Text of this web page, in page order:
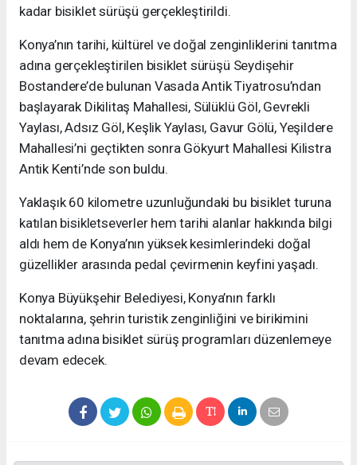
kadar bisiklet sürüşü gerçekleştirildi.
Konya’nın tarihi, kültürel ve doğal zenginliklerini tanıtma
adına gerçekleştirilen bisiklet sürüşü Seydişehir
Bostandere’de bulunan Vasada Antik Tiyatrosu’ndan
başlayarak Dikilitaş Mahallesi, Sülüklü Göl, Gevrekli
Yaylası, Adsız Göl, Keşlik Yaylası, Gavur Gölü, Yeşildere
Mahallesi’ni geçtikten sonra Gökyurt Mahallesi Kilistra
Antik Kenti’nde son buldu.
Yaklaşık 60 kilometre uzunluğundaki bu bisiklet turuna
katılan bisikletseverler hem tarihi alanlar hakkında bilgi
aldı hem de Konya’nın yüksek kesimlerindeki doğal
güzellikler arasında pedal çevirmenin keyfini yaşadı.
Konya Büyükşehir Belediyesi, Konya’nın farklı
noktalarına, şehrin turistik zenginliğini ve birikimini
tanıtma adına bisiklet sürüş programları düzenlemeye
devam edecek.